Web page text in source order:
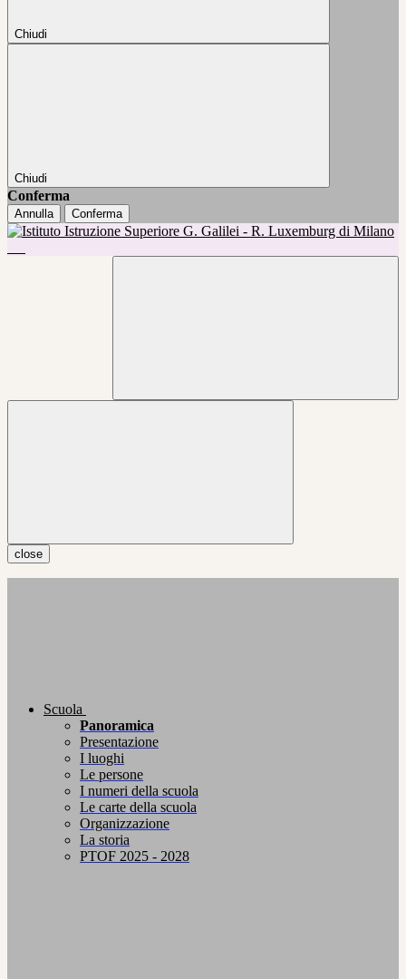
Chiudi
Chiudi
Conferma
Annulla Conferma
close
Scuola
Panoramica
Presentazione
I luoghi
Le persone
I numeri della scuola
Le carte della scuola
Organizzazione
La storia
PTOF 2025 - 2028